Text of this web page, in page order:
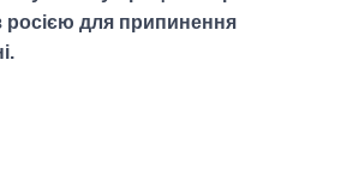
росією для припинення